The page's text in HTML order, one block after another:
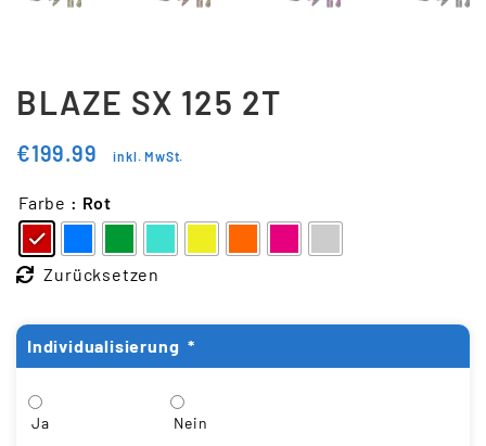
BLAZE SX 125 2T
€199.99 inkl. MwSt.
Farbe : Rot
Zurücksetzen
Individualisierung *
Ja Nein